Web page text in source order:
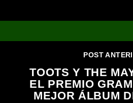
POST
TOOTS Y THE
EL PREMIO
MEJOR ÁLBUM